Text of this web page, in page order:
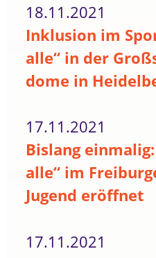
18.11.2021
Inklusion im
alle“ in der
dome in
17.11.2021
Bislang
alle“ im
Jugend eröffnet
17.11.2021